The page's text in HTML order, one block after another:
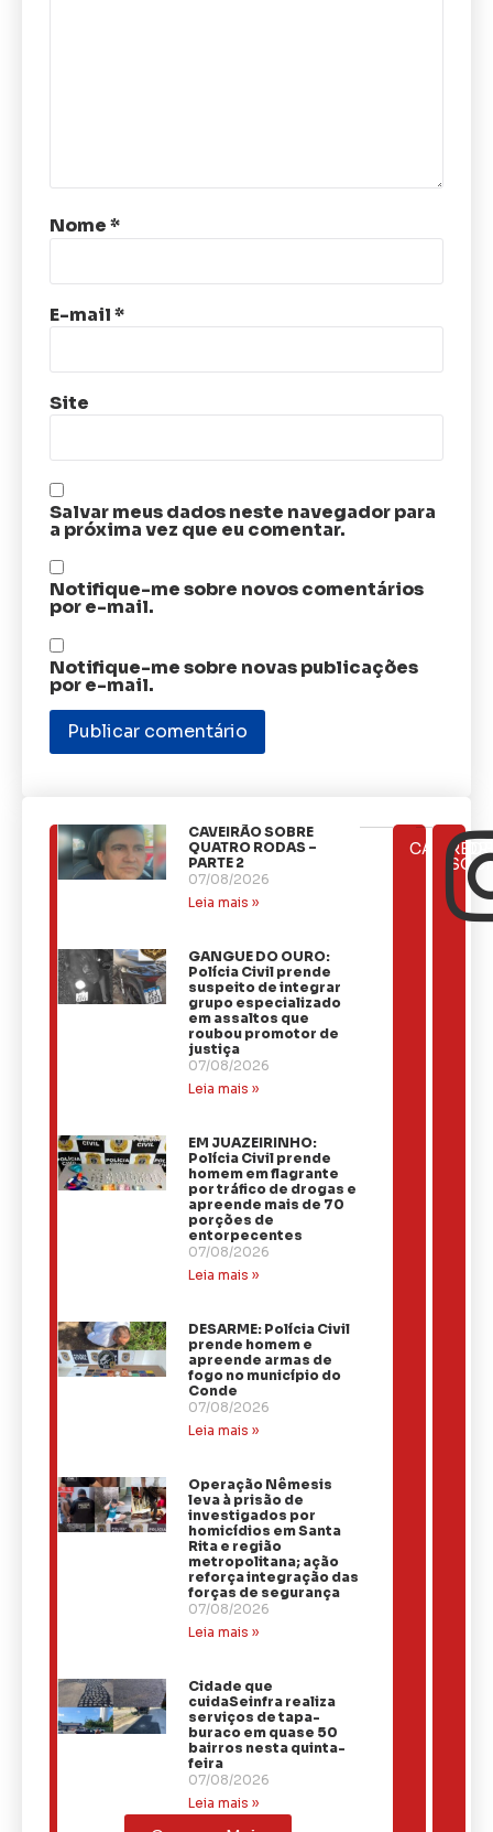
Nome*
E-mail*
Site
Salvar meus dados neste navegador para
a próxima vez que eu comentar.
Notifique-me sobre novos comentários
por e-mail.
Notifique-me sobre novas publicações
por e-mail.
ÚLTIMAS
NOTÍCIAS
CAVEIRÃO SOBRE
QUATRO RODAS –
PARTE 2
07/08/2026
Leia mais »
GANGUE DO OURO:
Polícia Civil prende
suspeito de integrar
grupo especializado
em assaltos que
roubou promotor de
justiça
07/08/2026
Leia mais »
EM JUAZEIRINHO:
Polícia Civil prende
homem em flagrante
por tráfico de drogas e
apreende mais de 70
porções de
entorpecentes
07/08/2026
Leia mais »
DESARME: Polícia Civil
prende homem e
apreende armas de
fogo no município do
Conde
07/08/2026
Leia mais »
Operação Nêmesis
leva à prisão de
investigados por
homicídios em Santa
Rita e região
metropolitana; ação
reforça integração das
forças de segurança
07/08/2026
Leia mais »
Cidade que
cuidaSeinfra realiza
serviços de tapa-
buraco em quase 50
bairros nesta quinta-
feira
07/08/2026
Leia mais »